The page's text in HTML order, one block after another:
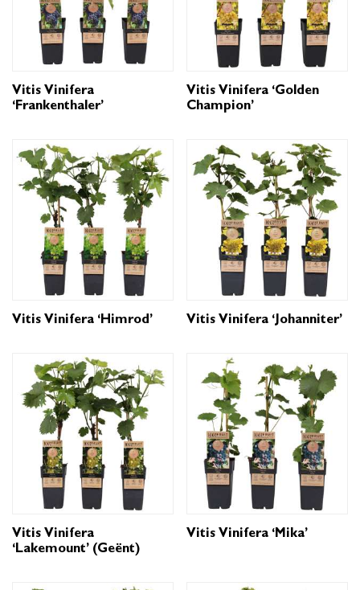
Vitis Vinifera
‘Frankenthaler’
Vitis Vinifera ‘Golden
Champion’
Vitis Vinifera ‘Himrod’ Vitis Vinifera ‘Johanniter’
Vitis Vinifera
‘Lakemount’ (geënt)
Vitis Vinifera ‘Mika’